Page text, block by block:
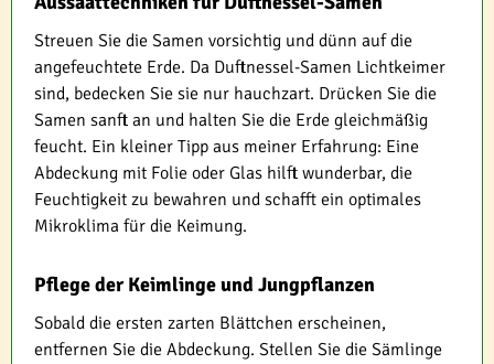
Streuen Sie die Samen vorsichtig und dünn auf die
angefeuchtete Erde. Da Duftnessel-Samen Lichtkeimer
sind, bedecken Sie sie nur hauchzart. Drücken Sie die
Samen sanft an und halten Sie die Erde gleichmäßig
feucht. Ein kleiner Tipp aus meiner Erfahrung: Eine
Abdeckung mit Folie oder Glas hilft wunderbar, die
Feuchtigkeit zu bewahren und schafft ein optimales
Mikroklima für die Keimung.
Pflege der Keimlinge und Jungpflanzen
Sobald die ersten zarten Blättchen erscheinen,
entfernen Sie die Abdeckung. Stellen Sie die Sämlinge